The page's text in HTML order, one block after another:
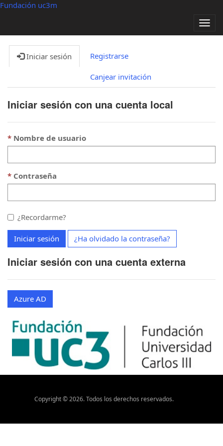
Fundación uc3m
Iniciar sesión Registrarse
Canjear invitación
Iniciar sesión con una cuenta local
Nombre de usuario
Contraseña
¿Recordarme?
Iniciar sesión ¿Ha olvidado la contraseña?
Iniciar sesión con una cuenta externa
Azure AD
Copyright ©2026. Todos los derechos reservados.